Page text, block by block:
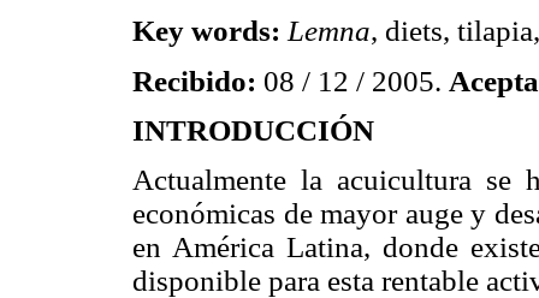
Key words: Lemna, diets,
Recibido: 08 / 12 / 2005.
INTRODUCCIÓN
Actualmente la acuicultura se
económicas de mayor auge y
en América Latina, donde
disponible para esta rentable